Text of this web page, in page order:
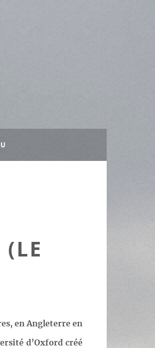
(LE
en Angleterre en
d’Oxford créé